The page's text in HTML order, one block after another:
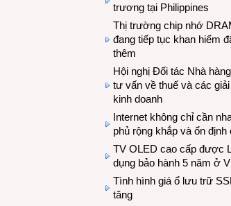
trương tại Philippines
Thị trường chip nhớ
đang tiếp tục khan hiếm
thêm
Hội nghị Đối tác Nhà
tư vấn về thuế và các
kinh doanh
Internet không chỉ cần
phủ rộng khắp và ổn
TV OLED cao cấp được
dụng bảo hành 5 năm ở
Tình hình giá ổ lưu trữ
tăng